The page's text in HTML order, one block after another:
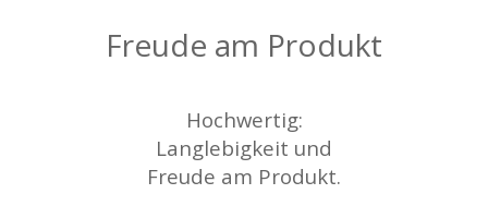
Freude am Produkt
Hochwertig:
Langlebigkeit und
Freude am Produkt.